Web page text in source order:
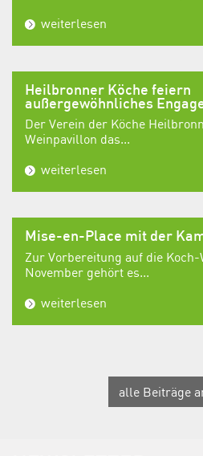
weiterlesen
Heilbronner Köche feiern
außergewöhnliches
Der Verein der Köche
Weinpavillon das...
weiterlesen
Mise-en-Place mit der
Zur Vorbereitung auf die Koch-
November gehört es...
weiterlesen
alle Beiträge